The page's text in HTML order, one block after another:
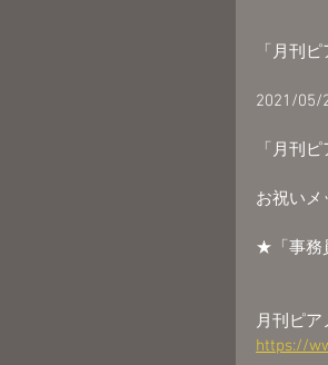
「月刊
2021/05/
「月刊
お祝いメ
★「事務
月刊ピア
https://